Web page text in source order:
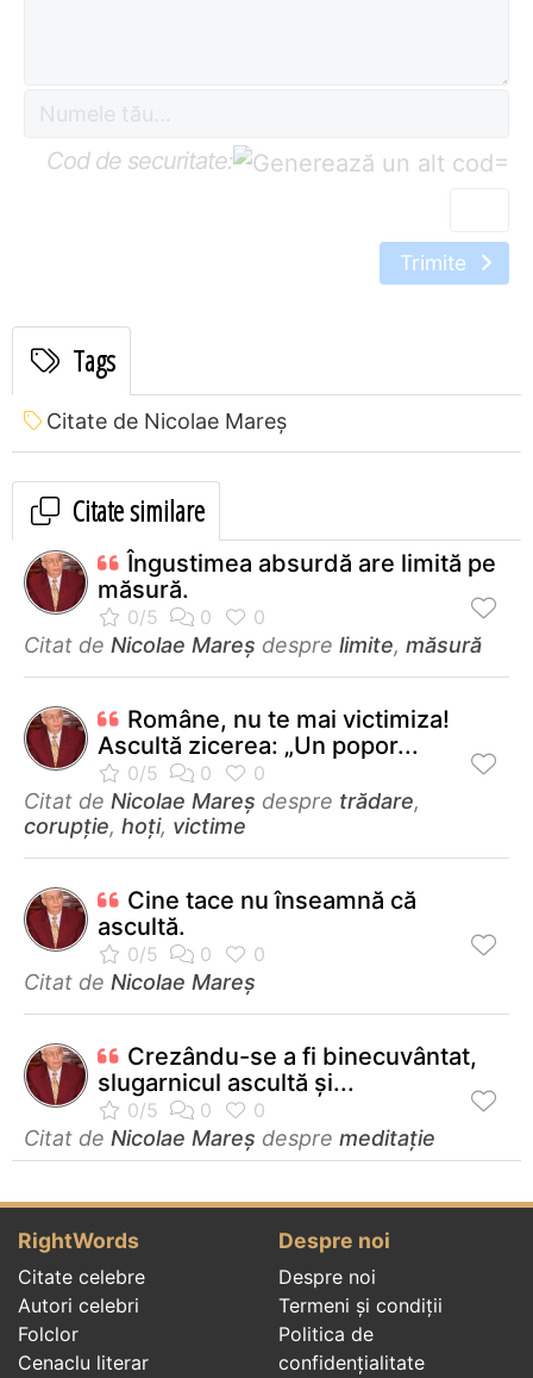
Cod de securitate: =
Trimite
Tags
Citate de Nicolae Mareș
Citate similare
Îngustimea absurdă are limită pe
măsură.
Citat de Nicolae Mareș despre limite, măsură
Române, nu te mai victimiza!
Ascultă zicerea: „Un popor...
Citat de Nicolae Mareș despre trădare,
corupţie, hoţi, victime
Cine tace nu înseamnă că
ascultă.
Citat de Nicolae Mareș
Crezându-se a fi binecuvântat,
slugarnicul ascultă și...
Citat de Nicolae Mareș despre meditație
RightWords
Citate celebre
Autori celebri
Folclor
Cenaclu literar
Despre noi
Despre noi
Termeni și condiții
Politica de
confidenţialitate